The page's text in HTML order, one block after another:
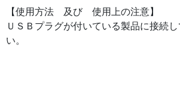
【使用方法 及び 使用上の注意】
ＵＳＢプラグが付いている製品に接続
い。